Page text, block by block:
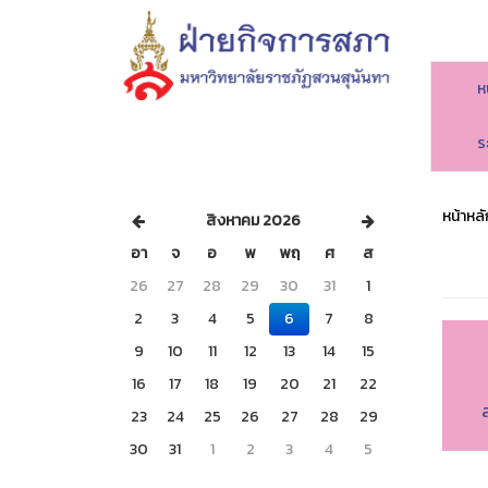
สิงหาคม 2026
อา
จ อ พ พฤ ศ
ส
26
27 28 29 30 31
1
2
3 4 5 6 7
8
9
10 11 12 13 14
15
16
17 18 19 20 21
22
23
24 25 26 27 28
29
30
31 1 2 3 4 5
หน้าห